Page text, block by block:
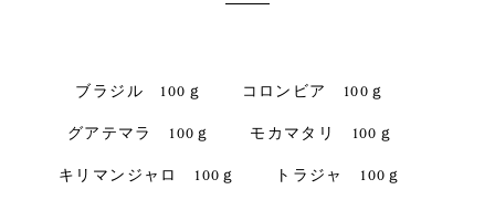
ブラジル 100ｇ コロンビア 100ｇ
グアテマラ 100ｇ モカマタリ 100ｇ
キリマンジャロ 100ｇ トラジャ 100ｇ